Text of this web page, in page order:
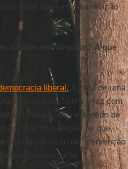
você não tem uma relação
caráter monárquico? A que
liberal. A ideia de uma
desta forma–fez com
monárquicas, no sentido de
não há qualquer lei que
grande confusão de intervenção
impressionante.